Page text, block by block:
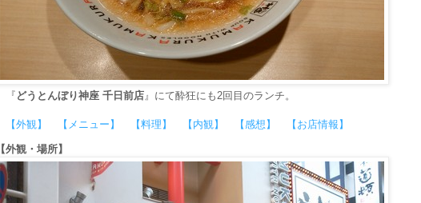
『 どうとんぼり神座 千日前店』にて酔狂にも2回目のランチ。
【外観】 【メニュー】 【料理】 【内観】 【感想】 【お店情報】
【外観・場所】